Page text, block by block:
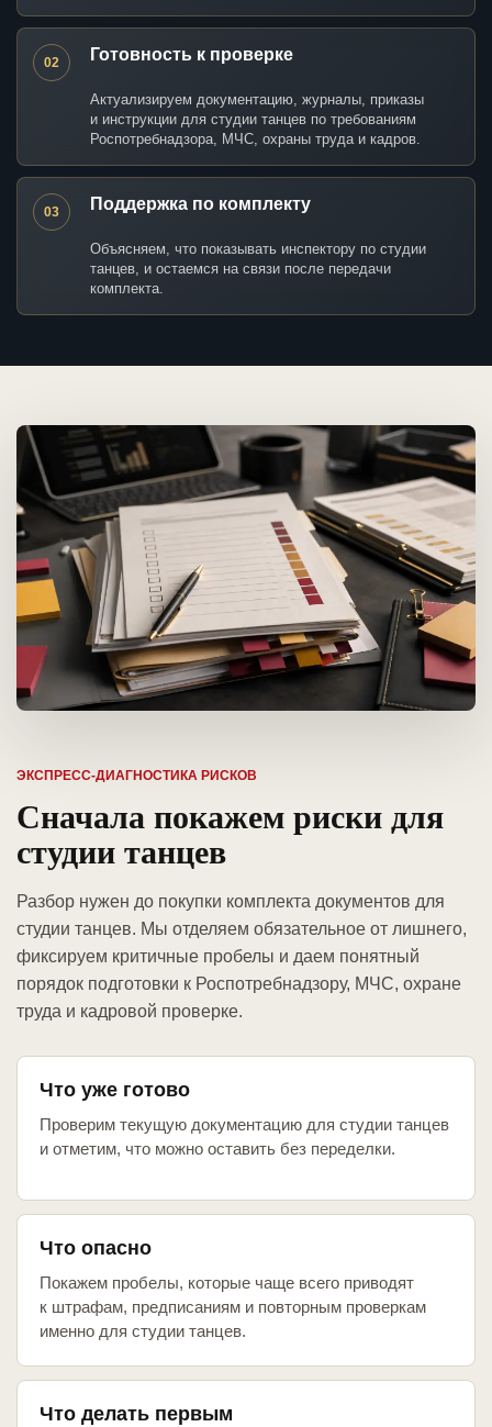
02 Готовность к проверке
Актуализируем документацию, журналы, приказы
и инструкции для студии танцев по требованиям
Роспотребнадзора, МЧС, охраны труда и кадров.
03 Поддержка по комплекту
Объясняем, что показывать инспектору по студии
танцев, и остаемся на связи после передачи
комплекта.
ЭКСПРЕСС-ДИАГНОСТИКА РИСКОВ
Сначала покажем риски для
студии танцев
Разбор нужен до покупки комплекта документов для
студии танцев. Мы отделяем обязательное от лишнего,
фиксируем критичные пробелы и даем понятный
порядок подготовки к Роспотребнадзору, МЧС, охране
труда и кадровой проверке.
Что уже готово
Проверим текущую документацию для студии танцев
и отметим, что можно оставить без переделки.
Что опасно
Покажем пробелы, которые чаще всего приводят
к штрафам, предписаниям и повторным проверкам
именно для студии танцев.
Что делать первым